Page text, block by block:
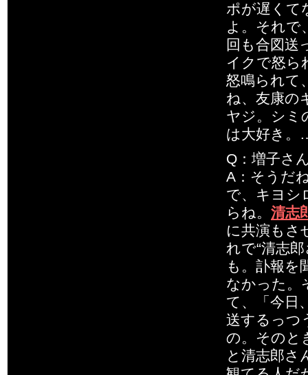
ポが遅くて
よ。それで
回も合図送
イクで怒ら
怒鳴られて
ね、友康の
ヤジ。シミ
は大好き
Q：増子さ
A：そうだ
で、キヨシ
らね。 清志
に共演もさ
れで“清志
も。訃報を
なかった。
て、「今日
送するっつ
の。そのと
と清志郎さ